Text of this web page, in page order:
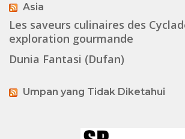
Asia
Les saveurs culinaires des
exploration gourmande
Dunia Fantasi (Dufan)
Umpan yang Tidak Diketahui